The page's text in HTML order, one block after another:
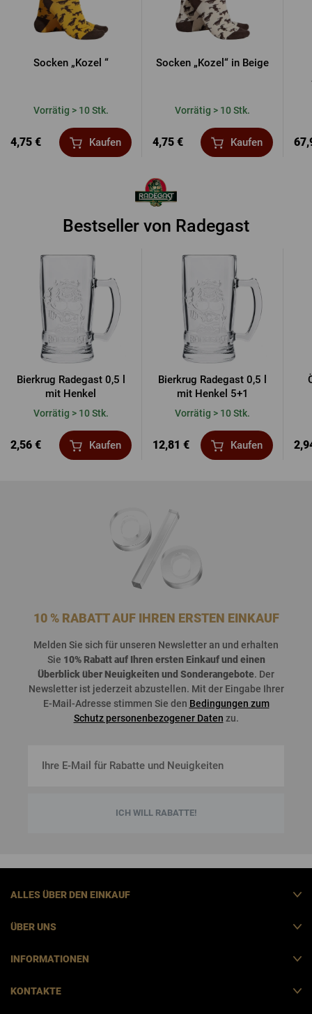
Socken „Kozel “
Vorrätig > 10 Stk.
4,75 € Kaufen
Socken „Kozel“ in Beige
Vorrätig > 10 Stk.
4,75 € Kaufen
Bestseller von Radegast
Bierkrug Radegast 0,5 l
mit Henkel
Vorrätig > 10 Stk.
2,56 € Kaufen
Bierkrug Radegast 0,5 l
mit Henkel 5+1
Vorrätig > 10 Stk.
12,81 € Kaufen
10 % RABATT AUF IHREN ERSTEN EINKAUF
Melden Sie sich für unseren Newsletter an und erhalten
Sie 10% Rabattauf Ihren ersten Einkaufund einen
Überblicküber Neuigkeiten und Sonderangebote. Der
Newsletter ist jederzeit abzustellen. Mit der Eingabe Ihrer
E-Mail-Adresse stimmen Sie den Bedingungen zum
Schutz personenbezogener Daten zu.
ICH WILL RABATTE!
ALLES ÜBER DEN EINKAUF
ÜBER UNS
INFORMATIONEN
KONTAKTE